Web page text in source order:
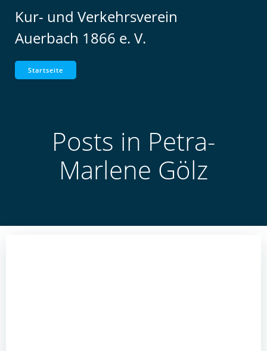
Inhalt
springen
Kur- und Verkehrsverein
Auerbach 1866 e. V.
Startseite
Posts in Petra-
Marlene Gölz